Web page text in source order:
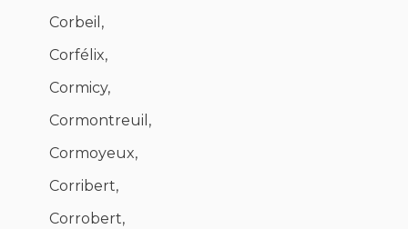
Corbeil,
Corfélix,
Cormicy,
Cormontreuil,
Cormoyeux,
Corribert,
Corrobert,